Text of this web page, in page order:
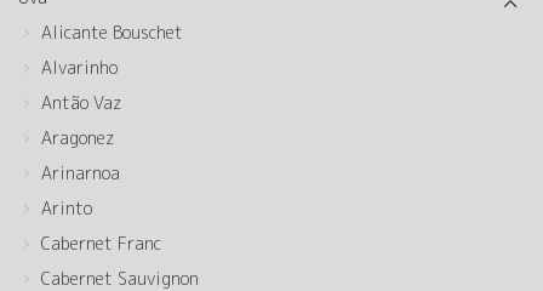
Alicante Bouschet
Alvarinho
Antão Vaz
Aragonez
Arinarnoa
Arinto
Cabernet Franc
Cabernet Sauvignon